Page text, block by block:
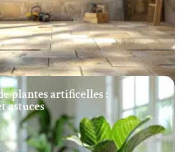
plantes artificelles :
astuces